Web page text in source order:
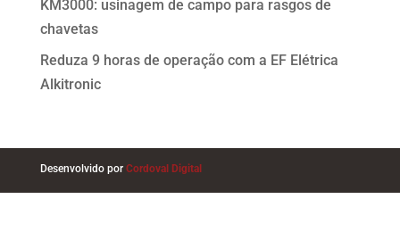
KM3000: usinagem de campo para rasgos de
chavetas
Reduza 9 horas de operação com a EF Elétrica
Alkitronic
Desenvolvido por Cordoval Digital